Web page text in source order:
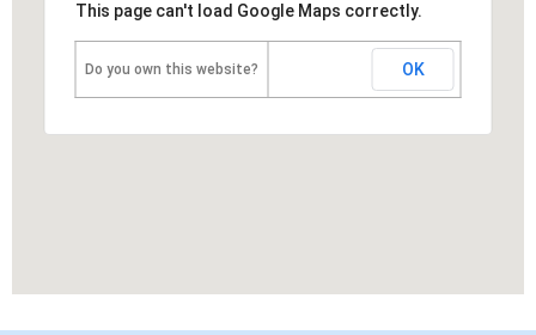
This page can't load Google Maps correctly.
Do you own this website? OK